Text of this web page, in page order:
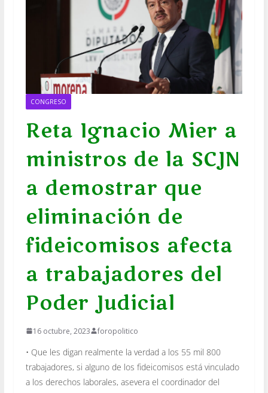
CONGRESO
Reta Ignacio Mier a
ministros de la SCJN
a demostrar que
eliminación de
fideicomisos afecta
a trabajadores del
Poder Judicial
16 octubre, 2023 foropolitico
• Que les digan realmente la verdad a los 55 mil 800
trabajadores, si alguno de los fideicomisos está vinculado
a los derechos laborales, asevera el coordinador del